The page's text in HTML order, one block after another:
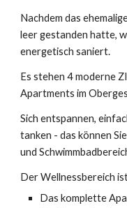
Nachdem das
leer gestanden hatte,
energetisch saniert.
Es stehen 4 moderne
Sich entspannen,
tanken - das können
und
Der Wellnessbereich